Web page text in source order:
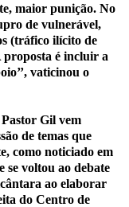
maior punição. No
de vulnerável,
(tráfico ilícito de
é incluir a
vaticinou o
Gil vem
de temas que
como noticiado em
voltou ao debate
ao elaborar
do Centro de